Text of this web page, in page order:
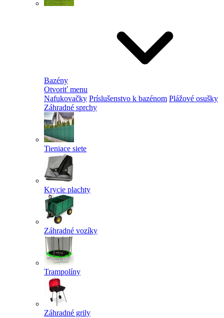
Bazény
Otvoriť menu
Nafukovačky Príslušenstvo k bazénom Plážové osušky
Záhradné sprchy
Tieniace siete
Krycie plachty
Záhradné vozíky
Trampolíny
Záhradné grily